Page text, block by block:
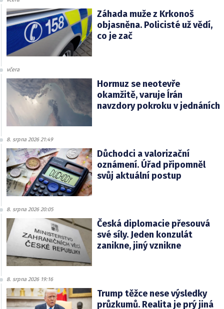
Záhada muže z Krkonoš
objasněna. Policisté už vědí,
co je zač
včera
Hormuz se neotevře
okamžitě, varuje Írán
navzdory pokroku v jednáních
8. srpna 2026 21:49
Důchodci a valorizační
oznámení. Úřad připomněl
svůj aktuální postup
8. srpna 2026 20:05
Česká diplomacie přesouvá
své síly. Jeden konzulát
zanikne, jiný vznikne
8. srpna 2026 19:16
Trump těžce nese výsledky
průzkumů. Realita je prý jiná